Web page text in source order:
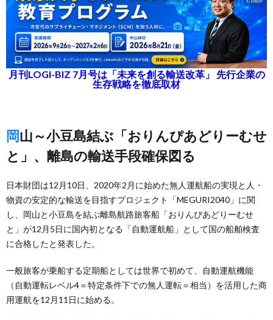
月刊LOGI-BIZ 7月号は「未来を創る輸送改革」 先行企業の
生存戦略を徹底取材
岡山～小豆島結ぶ「おりんぴあどりーむせ
と」、離島の輸送手段確保図る
日本財団は12月10日、2020年2月に始めた無人運航船の実現と人・
物資の安定的な輸送を目指すプロジェクト「MEGURI2040」に関
し、岡山と小豆島を結ぶ離島航路旅客船「おりんぴあどりーむせ
と」が12月5日に国内初となる「自動運航船」として国の船舶検査
に合格したと発表した。
一般旅客が乗船する定期船としては世界で初めて、自動運航機能
（自動運転レベル4＝特定条件下での無人運転＝相当）を活用した商
用運航を12月11日に始める。